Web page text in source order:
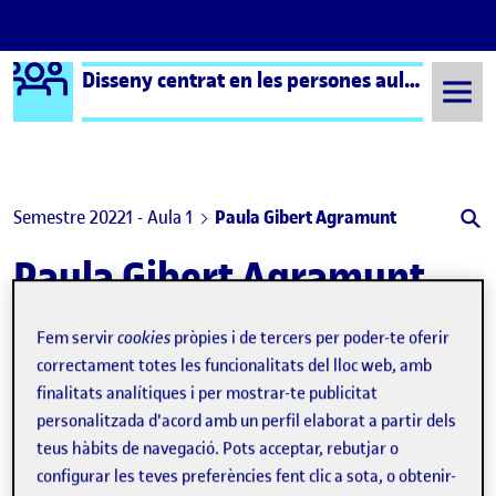
Saltar al contingut
Logo Ágora Disseny centrat en les persones aula 1
Semestre 20221 - Aula 1 Paula Gibert Agramunt
Paula Gibert Agramunt
Publicat perPresentació de l’espai
Publicat per
Paula Gibert Agramunt
Visibilitat:
Públic-Data de publicació
3 Oct. 2022 3 octubre, 2022 1:04 pm
-1 comentaria Presentació de l’espai
Fem servircookies pròpies i de tercers per poder-te oferir
correctament totes les funcionalitats del lloc web, amb
finalitats analítiques i per mostrar-te publicitat
personalitzada d'acord amb un perfil elaborat a partir dels
teus hàbits de navegació. Pots acceptar, rebutjar o
configurar les teves preferències fent clic a sota, o obtenir-